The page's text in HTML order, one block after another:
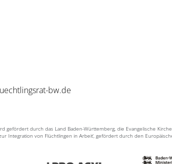
bw.de
gefördert durch das Land Baden-Württemberg, die Evangelische
Integration von Flüchtlingen in Arbeit‘, gefördert durch den